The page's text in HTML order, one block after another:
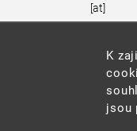
[at]
+420
K
jsou